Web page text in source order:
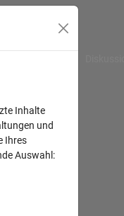
Inhalte
und
Ihres
Auswahl: